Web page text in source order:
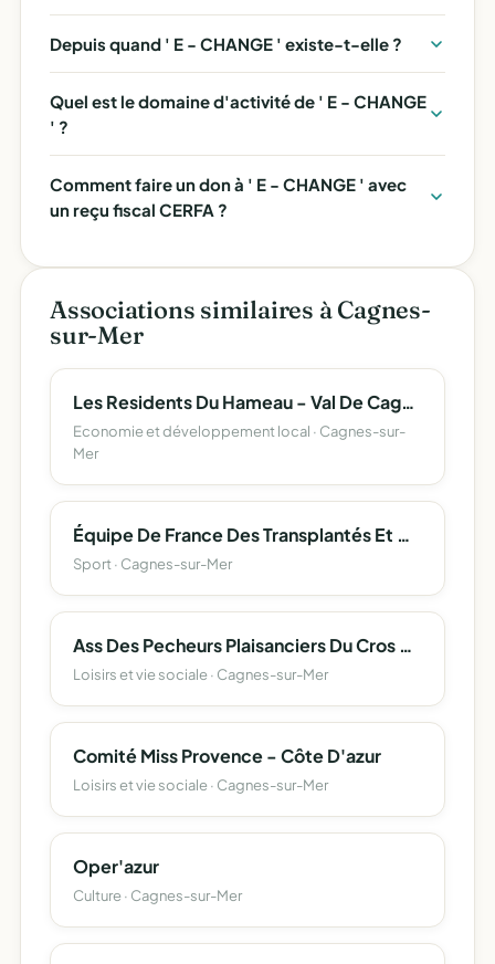
Depuis quand ' E - CHANGE ' existe-t-elle ?
Quel est le domaine d'activité de ' E - CHANGE
' ?
Comment faire un don à ' E - CHANGE ' avec
un reçu fiscal CERFA ?
Associations similaires à Cagnes-
sur-Mer
Les Residents Du Hameau - Val De Cagnes
Economie et développement local · Cagnes-sur-
Mer
Équipe De France Des Transplantés Et Dialysés
Sport · Cagnes-sur-Mer
Ass Des Pecheurs Plaisanciers Du Cros De Cagnes
Loisirs et vie sociale · Cagnes-sur-Mer
Comité Miss Provence - Côte D'azur
Loisirs et vie sociale · Cagnes-sur-Mer
Oper'azur
Culture · Cagnes-sur-Mer